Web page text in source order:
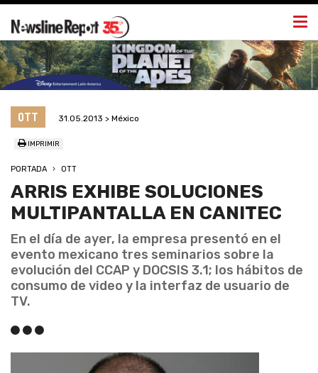
OTT 31.05.2013 > México
IMPRIMIR
PORTADA OTT
ARRIS EXHIBE SOLUCIONES
MULTIPANTALLA EN CANITEC
En el día de ayer, la empresa presentó en el
evento mexicano tres seminarios sobre la
evolución del CCAP y DOCSIS 3.1; los hábitos de
consumo de video y la interfaz de usuario de
TV.